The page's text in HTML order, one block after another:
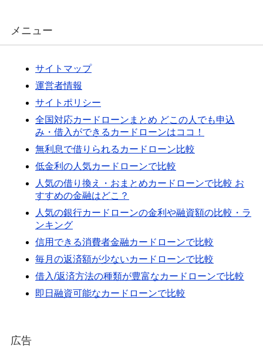
メニュー
サイトマップ
運営者情報
サイトポリシー
全国対応カードローンまとめ どこの人でも申込
み・借入ができるカードローンはココ！
無利息で借りられるカードローン比較
低金利の人気カードローンで比較
人気の借り換え・おまとめカードローンで比較 お
すすめの金融はどこ？
人気の銀行カードローンの金利や融資額の比較・ラ
ンキング
信用できる消費者金融カードローンで比較
毎月の返済額が少ないカードローンで比較
借入/返済方法の種類が豊富なカードローンで比較
即日融資可能なカードローンで比較
広告